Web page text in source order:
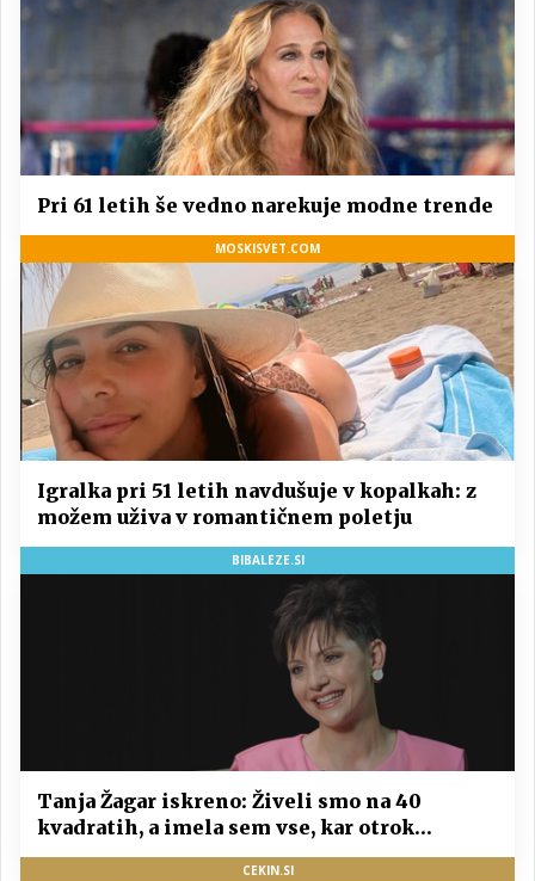
Pri 61 letih še vedno narekuje modne trende
MOSKISVET.COM
Igralka pri 51 letih navdušuje v kopalkah: z
možem uživa v romantičnem poletju
BIBALEZE.SI
Tanja Žagar iskreno: Živeli smo na 40
kvadratih, a imela sem vse, kar otrok
potrebuje
CEKIN.SI